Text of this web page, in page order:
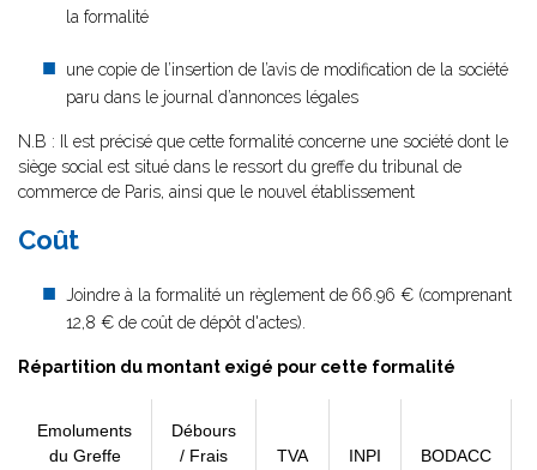
la formalité
une copie de l’insertion de l’avis de modification de la société
paru dans le journal d’annonces légales
N.B : Il est précisé que cette formalité concerne une société dont le
siège social est situé dans le ressort du greffe du tribunal de
commerce de Paris, ainsi que le nouvel établissement
Coût
Joindre à la formalité un règlement de 66.96 € (comprenant
12,8 € de coût de dépôt d'actes).
Répartition du montant exigé pour cette formalité
Emoluments
du Greffe
Débours
/ Frais
TVA INPI BODACC